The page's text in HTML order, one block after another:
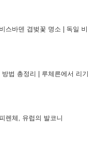
스바덴 겹벚꽃 명소 | 독일 비
법 총정리 | 루체른에서 리기
렌체, 유럽의 발코니